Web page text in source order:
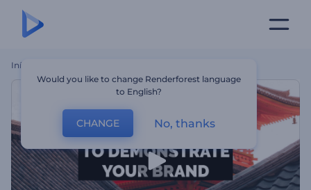
Início
Would you like to change Renderforest language
to English?
CHANGE No, thanks